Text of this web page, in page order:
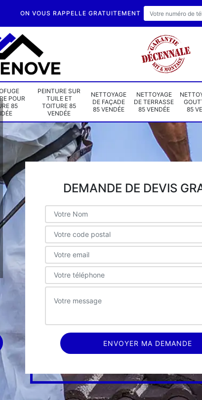
ON VOUS RAPPELLE GRATUITEMENT
POUR
85
PEINTURE SUR
TUILE ET
TOITURE 85
VENDÉE
NETTOYAGE
DE FAÇADE
85 VENDÉE
NETTOYAGE
DE TERRASSE
85 VENDÉE
85
DEMANDE DE DEVIS